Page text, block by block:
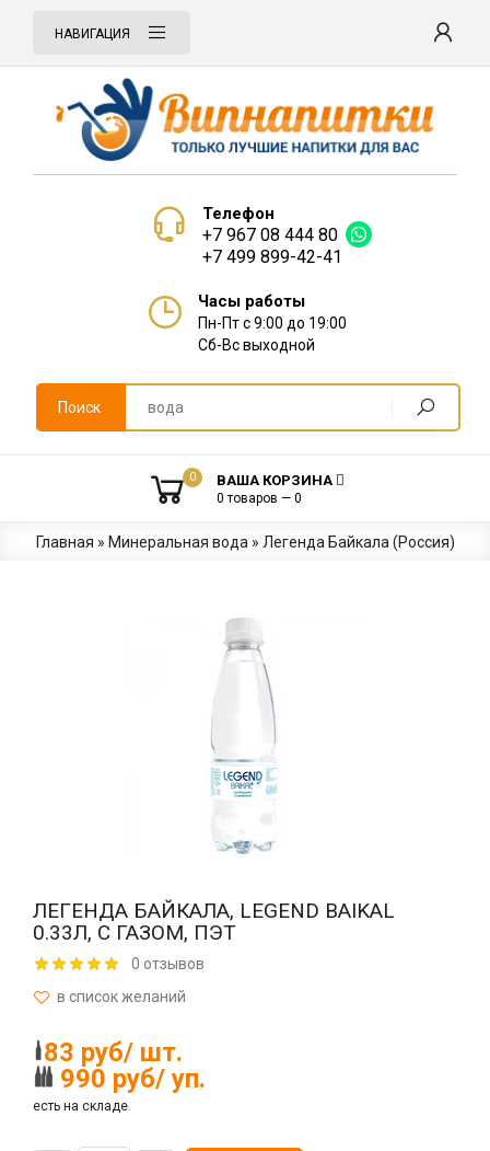
НАВИГАЦИЯ
Телефон
+7 967 08 444 80
+7 499 899-42-41
Часы работы
Пн-Пт с 9:00 до 19:00
Сб-Вс выходной
Поиск
0 ВАША КОРЗИНА
0 товаров — 0
Главная » Минеральная вода » Легенда Байкала (Россия)
ЛЕГЕНДА БАЙКАЛА, LEGEND BAIKAL
0.33Л, С ГАЗОМ, ПЭТ
0 отзывов
83 руб/ шт.
990 руб/ уп.
есть на складе